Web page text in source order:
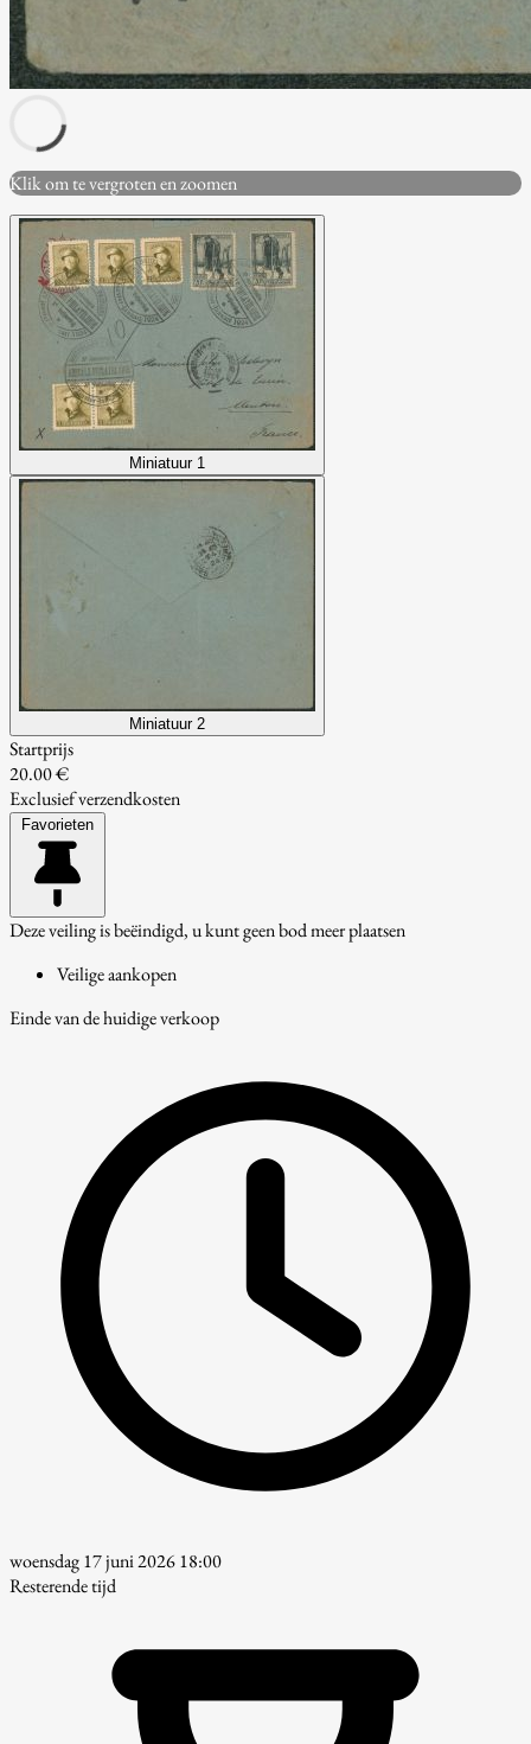
Klik om te vergroten en zoomen
Miniatuur 1
Miniatuur 2
Startprijs
20.00 €
Exclusief verzendkosten
Favorieten
Deze veiling is beëindigd, u kunt geen bod meer plaatsen
Veilige aankopen
Einde van de huidige verkoop
woensdag 17 juni 2026 18:00
Resterende tijd